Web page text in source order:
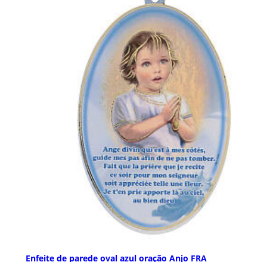
Enfeite de parede oval azul oração Anjo FRA